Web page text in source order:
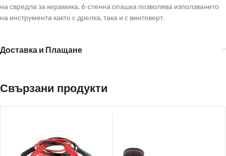
на свредла за керамика. 6-стенна опашка позволява използването
на инструмента както с дрелка, така и с винтоверт.
Доставка и Плащане
Свързани продукти